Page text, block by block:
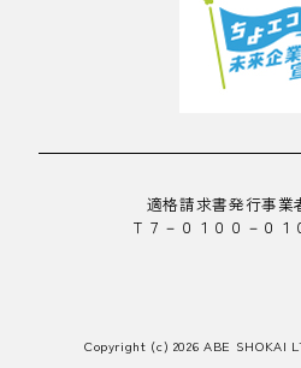
適格請求書発行事業
Ｔ７－０１００－０１
Copyright (c) 2026 ABE SHOKAI